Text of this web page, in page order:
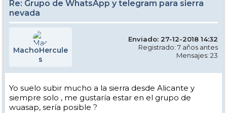
Re: Grupo de WhatsApp y telegram para sierra
nevada
MachoHercule
s
Enviado: 27-12-2018 14:32
Registrado: 7 años antes
Mensajes: 23
Yo suelo subir mucho a la sierra desde Alicante y
siempre solo , me gustaría estar en el grupo de
wuasap, sería posible ?